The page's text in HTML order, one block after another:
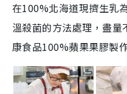
在100%北海道現擠生乳
溫殺菌的方法處理，盡
康食品100%蘋果果膠製